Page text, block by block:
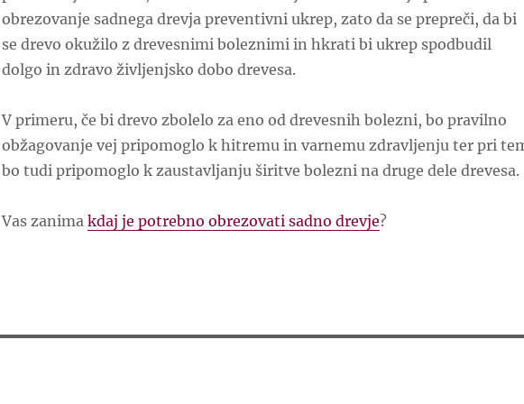
obrezovanje sadnega drevja preventivni ukrep, zato da se prepreči, da bi
se drevo okužilo z drevesnimi boleznimi in hkrati bi ukrep spodbudil
dolgo in zdravo življenjsko dobo drevesa.
V primeru, če bi drevo zbolelo za eno od drevesnih bolezni, bo pravilno
obžagovanje vej pripomoglo k hitremu in varnemu zdravljenju ter pri
bo tudi pripomoglo k zaustavljanju širitve bolezni na druge dele drevesa.
Vas zanima kdaj je potrebno obrezovati sadno drevje?